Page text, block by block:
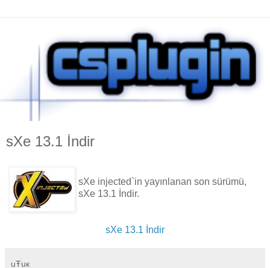
sXe 13.1 İndir
sXe injected`in yayınlanan son sürümü,
sXe 13.1 İndir.
sXe 13.1 İndir
uŦuк